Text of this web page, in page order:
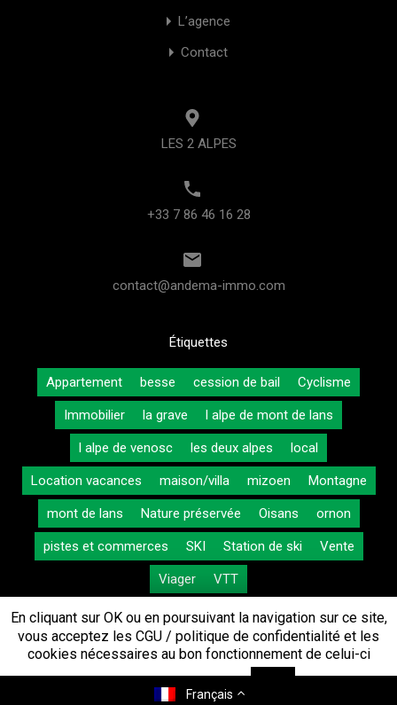
Français
L’agence
Contact
LES 2 ALPES
+33 7 86 46 16 28
contact@andema-immo.com
Étiquettes
Appartement besse cession de bail Cyclisme
Immobilier la grave l alpe de mont de lans
l alpe de venosc les deux alpes local
Location vacances maison/villa mizoen Montagne
mont de lans Nature préservée Oisans ornon
pistes et commerces SKI Station de ski Vente
Viager VTT
Andema Immobilier © 2019 Intégration parWeb2Alpes
En cliquant sur OK ou en poursuivant la navigation sur ce site,
vous acceptez les CGU / politique de confidentialité et les
cookies nécessaires au bon fonctionnement de celui-ci
Réglages cookies